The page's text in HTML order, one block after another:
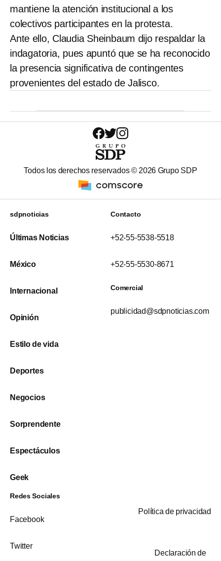
mantiene la atención institucional a los
colectivos participantes en la protesta.
Ante ello, Claudia Sheinbaum dijo respaldar la
indagatoria, pues apuntó que se ha reconocido
la presencia significativa de contingentes
provenientes del estado de Jalisco.
Todos los derechos reservados © 2026 Grupo SDP
sdpnoticias
Últimas Noticias
México
Internacional
Opinión
Estilo de vida
Deportes
Negocios
Sorprendente
Espectáculos
Geek
Contacto
+52-55-5538-5518
+52-55-5530-8671
Comercial
publicidad@sdpnoticias.com
Redes Sociales
Facebook
Twitter
Política de privacidad
Declaración de